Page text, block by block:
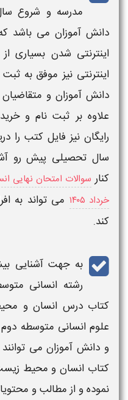
مدرسه و شروع
دانش آموزان می باشد
اینترنتی شدن بسیاری
اینترنتی نیز موفق به ثبت
دانش آموزان و
علاوه بر ثبت نام و خرید
رایگان نیز فایل کتب را
سال تحصیلی پیش رو
کنار سوالات امتحان نهایی
خرداد ۱۴۰۵
می تواند به
کند.
به جهت آشنایی
رشته انسانی
کتاب درس انسان و
علوم انسانی متوسطه دوم
و دانش آموزان می
کتاب انسان و محیط
نموده و از مطالب و